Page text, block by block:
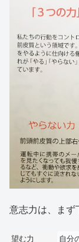
意志力は、まず
望む力
自分